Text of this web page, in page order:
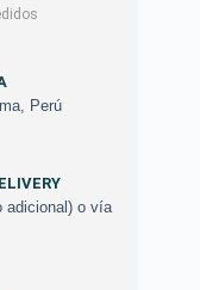
Perú
adicional) o vía